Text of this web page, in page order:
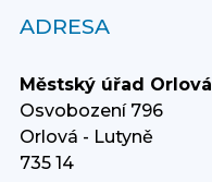
ADRESA
Městský úřad Orlová
Osvobození 796
Orlová - Lutyně
735 14